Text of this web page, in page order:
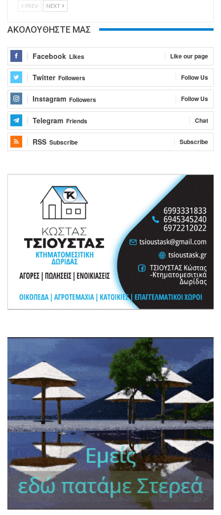
PREV NEXT
ΑΚΟΛΟΥΘΗΣΤΕ ΜΑΣ
Facebook Likes Like our page
Twitter Followers Follow Us
Instagram Followers Follow Us
Telegram Friends Chat
RSS Subscribe Subscribe